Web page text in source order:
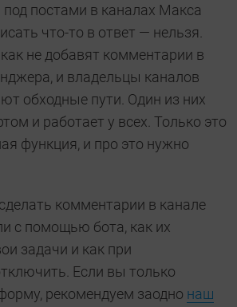
постами в каналах Макса
что-то в ответ — нельзя.
не добавят комментарии в
и владельцы каналов
обходные пути. Один из них
и работает у всех. Только это
функция, и про это нужно
комментарии в канале
с помощью бота, как их
задачи и как при
Если вы только
рекомендуем заодно наш